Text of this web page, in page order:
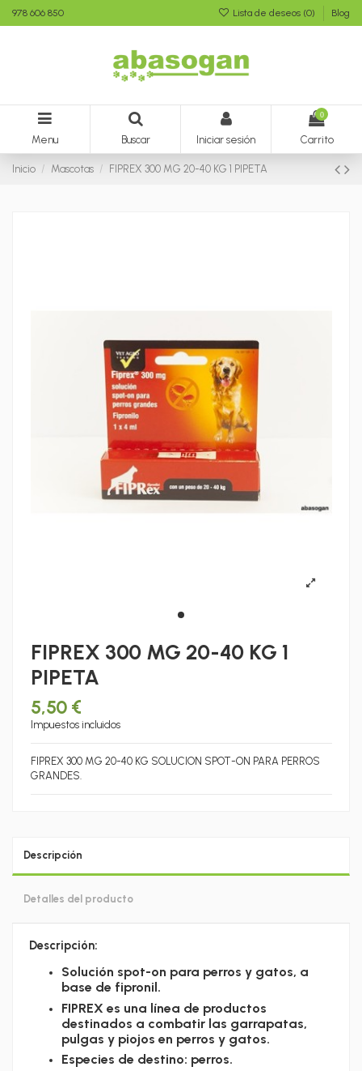
978 606 850 Lista de deseos (0) Blog
Menu Buscar Iniciar sesión
0
Carrito
Inicio Mascotas FIPREX 300 MG 20-40 KG 1 PIPETA
FIPREX 300 MG 20-40 KG 1
PIPETA
5,50 €
Impuestos incluidos
FIPREX 300 MG 20-40 KG SOLUCION SPOT-ON PARA PERROS
GRANDES.
Descripción
Detalles del producto
Descripción:
Solución spot-on para perros y gatos, a
base de fipronil.
FIPREX es una línea de productos
destinados a combatir las garrapatas,
pulgas y piojos en perros y gatos.
Especies de destino: perros.